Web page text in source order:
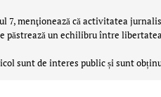
7, menţionează că activitatea
păstrează un echilibru între
sunt de interes public și sunt